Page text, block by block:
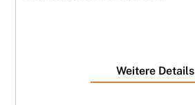
Weitere Details